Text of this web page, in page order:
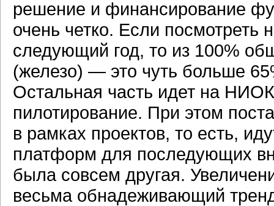
решение и финансирование
очень четко. Если посмотреть
следующий год, то из 100%
(железо) — это чуть больше
Остальная часть идет на
пилотирование. При этом
в рамках проектов, то есть,
платформ для последующих
была совсем другая.
весьма обнадеживающий